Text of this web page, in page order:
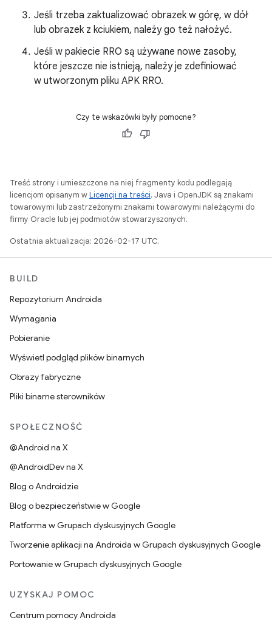
Jeśli trzeba zaktualizować obrazek w górę, w dół
lub obrazek z kciukiem, należy go też nałożyć.
Jeśli w pakiecie RRO są używane nowe zasoby,
które jeszcze nie istnieją, należy je zdefiniować
w utworzonym pliku APK RRO.
Czy te wskazówki były pomocne?
Treść strony i umieszczone na niej fragmenty kodu podlegają
licencjom opisanym wLicencji na treści. Java i OpenJDK są znakami
towarowymi lub zastrzeżonymi znakami towarowymi należącymi do
firmy Oracle lub jej podmiotów stowarzyszonych.
Ostatnia aktualizacja: 2026-02-17 UTC.
BUILD
Repozytorium Androida
Wymagania
Pobieranie
Wyświetl podgląd plików binarnych
Obrazy fabryczne
Pliki binarne sterowników
SPOŁECZNOŚĆ
@Android na X
@AndroidDev na X
Blog o Androidzie
Blog o bezpieczeństwie w Google
Platforma w Grupach dyskusyjnych Google
Tworzenie aplikacji na Androida w Grupach dyskusyjnych Google
Portowanie w Grupach dyskusyjnych Google
UZYSKAJ POMOC
Centrum pomocy Androida